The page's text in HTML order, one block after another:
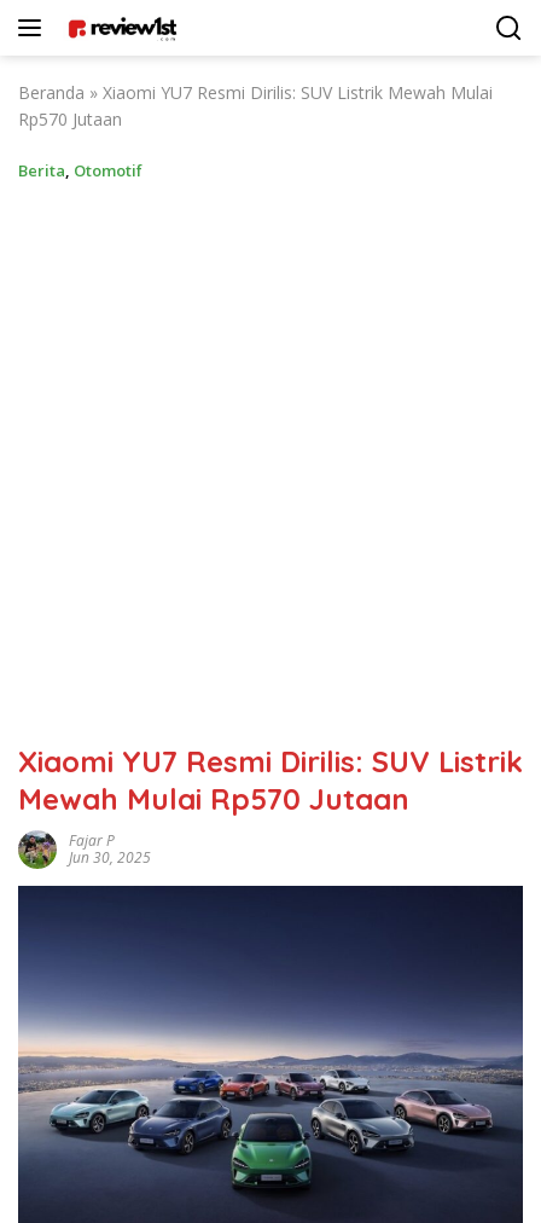
Beranda » Xiaomi YU7 Resmi Dirilis: SUV Listrik Mewah Mulai
Rp570 Jutaan
Berita, Otomotif
Xiaomi YU7 Resmi Dirilis: SUV Listrik
Mewah Mulai Rp570 Jutaan
Fajar P
Jun 30, 2025